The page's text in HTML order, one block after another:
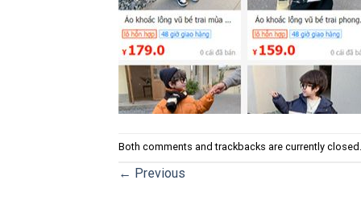
Both comments and trackbacks are currently closed.
← Previous